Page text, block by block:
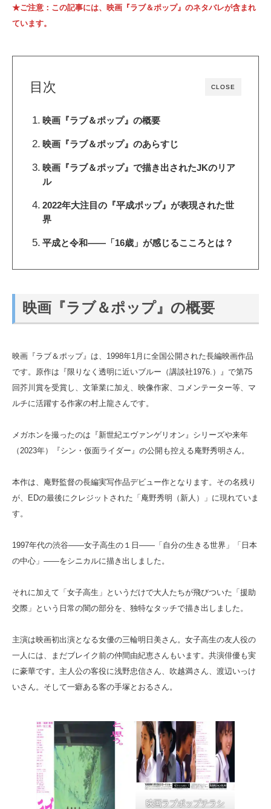
★ご注意：この記事には、映画『ラブ＆ポップ』のネタバレが含まれ
ています。
CLOSE
目次
映画『ラブ＆ポップ』の概要
映画『ラブ＆ポップ』のあらすじ
映画『ラブ＆ポップ』で描き出されたJKのリア
ル
2022年大注目の『平成ポップ』が表現された世
界
平成と令和――「16歳」が感じるこころとは？
映画『ラブ＆ポップ』の概要
映画『ラブ＆ポップ』は、1998年1月に全国公開された長編映画作品
です。原作は『限りなく透明に近いブルー（講談社1976.）』で第75
回芥川賞を受賞し、文筆業に加え、映像作家、コメンテーター等、マ
ルチに活躍する作家の村上龍さんです。
メガホンを撮ったのは『新世紀エヴァンゲリオン』シリーズや来年
（2023年）『シン・仮面ライダー』の公開も控える庵野秀明さん。
本作は、庵野監督の長編実写作品デビュー作となります。その名残り
が、EDの最後にクレジットされた「庵野秀明（新人）」に現れていま
す。
1997年代の渋谷――女子高生の１日――「自分の生きる世界」「日本
の中心」――をシニカルに描き出しました。
それに加えて「女子高生」というだけで大人たちが飛びついた「援助
交際」という日常の闇の部分を、独特なタッチで描き出しました。
主演は映画初出演となる女優の三輪明日美さん。女子高生の友人役の
一人には、まだブレイク前の仲間由紀恵さんもいます。共演俳優も実
に豪華です。主人公の客役に浅野忠信さん、吹越満さん、渡辺いっけ
いさん。そして一癖ある客の手塚とおるさん。
映画ラブポップチラシ